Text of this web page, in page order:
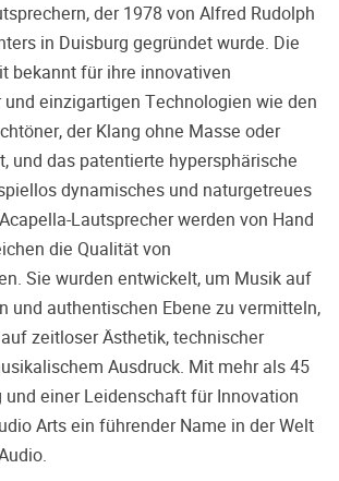
der Wahl?
kommen Sie nicht vorbei und
Probe? Dadurch stellen
dass Sie die richtige Wahl
Produkte auf Empfehlung
z.B. aufgrund einer Rezension
bereuen viele Menschen ihre
doch anders ist als der
desjenigen, auf den sie gehört
bieten wir Ihnen die
Ihr(e) Wunschgerät(e) ganz
in unserem Palazzo
Probe zu hören. Nutzen Sie
Sie einen Hörtermin.
der 1978 von Alfred Rudolph
in Duisburg gegründet wurde. Die
bekannt für ihre innovativen
einzigartigen Technologien wie den
der Klang ohne Masse oder
und das patentierte hypersphärische
dynamisches und naturgetreues
Lautsprecher werden von Hand
die Qualität von
Sie wurden entwickelt, um Musik auf
und authentischen Ebene zu vermitteln,
zeitloser Ästhetik, technischer
Ausdruck. Mit mehr als 45
und einer Leidenschaft für Innovation
Arts ein führender Name in der Welt